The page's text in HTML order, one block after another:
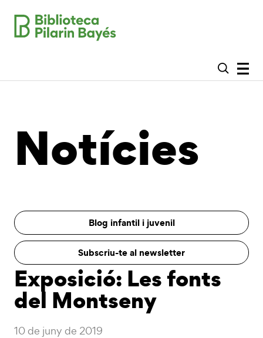
Notícies
Blog infantil i juvenil
Subscriu-te al newsletter
Exposició: Les fonts
del Montseny
10 de juny de 2019